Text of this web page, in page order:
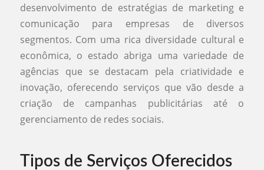
desenvolvimento de estratégias de marketing e
comunicação para empresas de diversos
segmentos. Com uma rica diversidade cultural e
econômica, o estado abriga uma variedade de
agências que se destacam pela criatividade e
inovação, oferecendo serviços que vão desde a
criação de campanhas publicitárias até o
gerenciamento de redes sociais.
Tipos de Serviços Oferecidos